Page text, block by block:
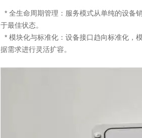
* 全生命周期管理：服务模式从单纯的设备
于最佳状态。
* 模块化与标准化：设备接口趋向标准化，
据需求进行灵活扩容。